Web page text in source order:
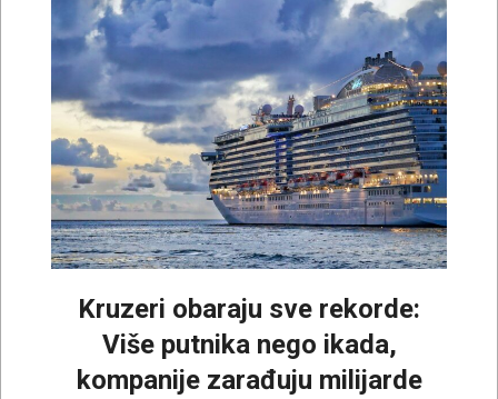
Kruzeri obaraju sve rekorde:
Više putnika nego ikada,
kompanije zarađuju milijarde